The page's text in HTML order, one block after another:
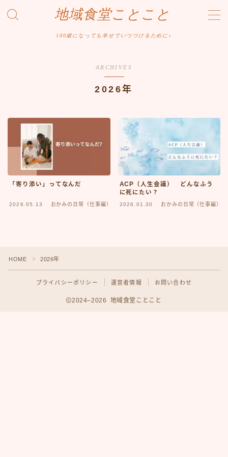
地域食堂ことこと
100歳になっても幸せでいつづけるために♪
おかみの日常（仕事編）
おかみの日常（環境整備編）
おかみのメニュー開発
ARCHIVES
2026年
「寄り添い」ってなんだ
2026.05.13 おかみの日常（仕事編）
ACP（人生会議） どんなふう
に死にたい？
2026.01.30 おかみの日常（仕事編）
HOME ＞ 2026年
プライバシーポリシー 運営者情報 お問い合わせ
2024–2026 地域食堂ことこと